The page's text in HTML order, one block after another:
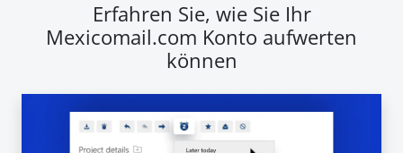
Erfahren Sie, wie Sie Ihr
Mexicomail.com Konto aufwerten
können